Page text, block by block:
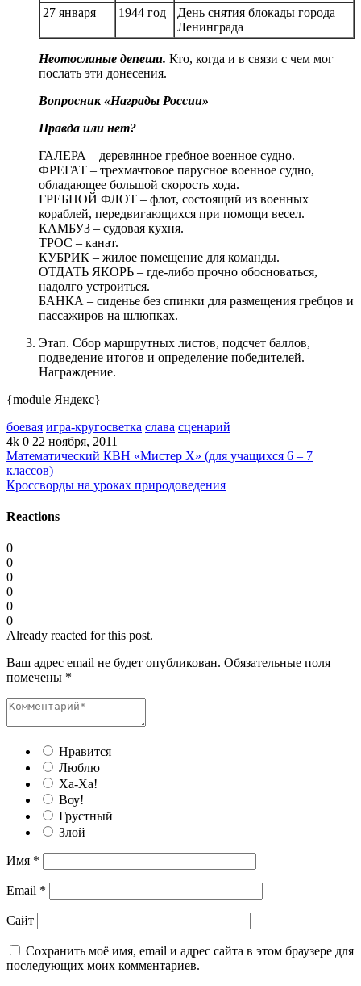
27 января
1944 год
День снятия блокады города
Ленинграда
Неотосланые депеши. Кто, когда и в связи с чем мог
послать эти донесения.
Вопросник «Награды России»
Правда или нет?
ГАЛЕРА – деревянное гребное военное судно.
ФРЕГАТ – трехмачтовое парусное военное судно,
обладающее большой скорость хода.
ГРЕБНОЙ ФЛОТ – флот, состоящий из военных
кораблей, передвигающихся при помощи весел.
КАМБУЗ – судовая кухня.
ТРОС – канат.
КУБРИК – жилое помещение для команды.
ОТДАТЬ ЯКОРЬ – где-либо прочно обосноваться,
надолго устроиться.
БАНКА – сиденье без спинки для размещения гребцов и
пассажиров на шлюпках.
Этап. Сбор маршрутных листов, подсчет баллов,
подведение итогов и определение победителей.
Награждение.
{module Яндекс}
боевая игра-кругосветка слава сценарий
4k 0 22 ноября, 2011
Математический КВН «Мистер X» (для учащихся 6 – 7
классов)
Кроссворды на уроках природоведения
Reactions
0
0
0
0
0
0
Already reacted for this post.
Ваш адрес email не будет опубликован. Обязательные поля
помечены *
Нравится
Люблю
Ха-Ха!
Воу!
Грустный
Злой
Имя *
Email *
Сайт
Сохранить моё имя, email и адрес сайта в этом браузере для
последующих моих комментариев.